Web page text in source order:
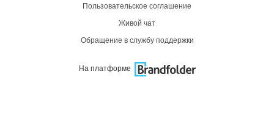
Пользовательское соглашение
Живой чат
Обращение в службу поддержки
На платформе